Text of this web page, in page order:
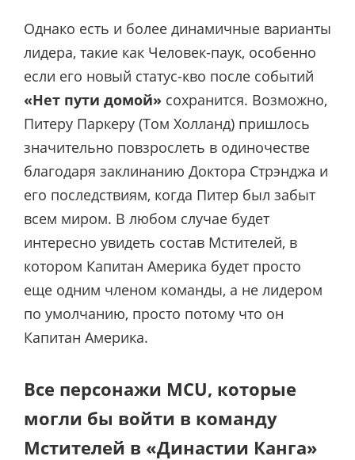
Однако есть и более динамичные варианты
лидера, такие как Человек-паук, особенно
если его новый статус-кво после событий
«Нет пути домой» сохранится. Возможно,
Питеру Паркеру (Том Холланд) пришлось
значительно повзрослеть в одиночестве
благодаря заклинанию Доктора Стрэнджа и
его последствиям, когда Питер был забыт
всем миром. В любом случае будет
интересно увидеть состав Мстителей, в
котором Капитан Америка будет просто
еще одним членом команды, а не лидером
по умолчанию, просто потому что он
Капитан Америка.
Все персонажи MCU, которые
могли бы войти в команду
Мстителей в «Династии Канга»